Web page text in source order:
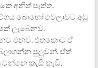
අනිත් පැත්ත.‍
බොහෝ වෙලාවට අඩු
ලැබෙනව.
එනව. එතකොට ඒ
පුලුවන්. ඒත්
කැඩි කැඩි,